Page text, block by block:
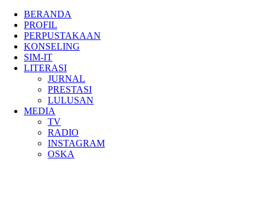
BERANDA
PROFIL
PERPUSTAKAAN
KONSELING
SIM-IT
LITERASI
JURNAL
PRESTASI
LULUSAN
MEDIA
TV
RADIO
INSTAGRAM
OSKA